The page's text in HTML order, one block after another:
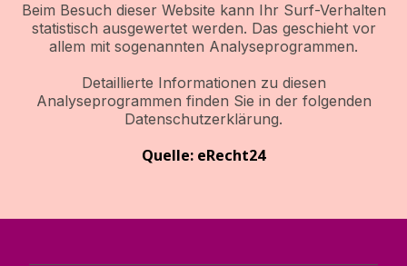
Beim Besuch dieser Website kann Ihr Surf-Verhalten
statistisch ausgewertet werden. Das geschieht vor
allem mit sogenannten Analyseprogrammen.
Detaillierte Informationen zu diesen
Analyseprogrammen finden Sie in der folgenden
Datenschutzerklärung.
Quelle: eRecht24